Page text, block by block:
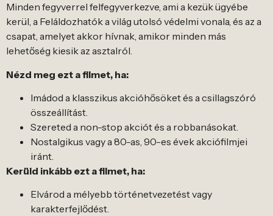
Minden fegyverrel felfegyverkezve, ami a kezük ügyébe
kerül, a Feláldozhatók a világ utolsó védelmi vonala, és az a
csapat, amelyet akkor hívnak, amikor minden más
lehetőség kiesik az asztalról.
Nézd meg ezt a filmet, ha:
Imádod a klasszikus akcióhősöket és a csillagszóró
összeállítást.
Szereted a non-stop akciót és a robbanásokat.
Nostalgikus vagy a 80-as, 90-es évek akciófilmjei
iránt.
Kerüld inkább ezt a filmet, ha:
Elvárod a mélyebb történetvezetést vagy
karakterfejlődést.